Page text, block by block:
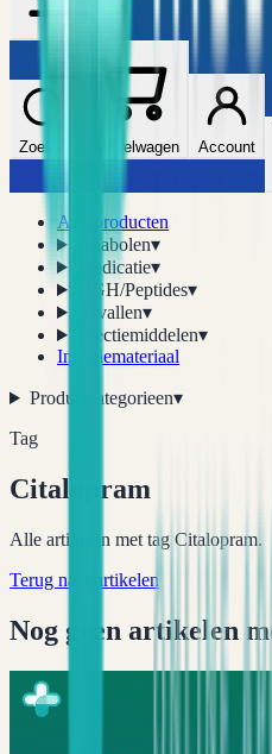
Zoeken Winkelwagen Account
Alle producten
Anabolen▾
Medicatie▾
HGH/Peptides▾
Afvallen▾
Erectiemiddelen▾
Injectiemateriaal
Productcategorieen▾
Tag
Citalopram
Alle artikelen met tag Citalopram.
Terug naar artikelen
Nog geen artikelen